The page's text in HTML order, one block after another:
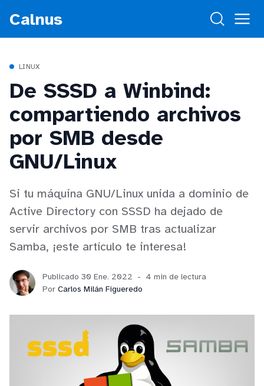
Calnus
LINUX
De SSSD a Winbind:
compartiendo archivos
por SMB desde
GNU/Linux
Si tu máquina GNU/Linux unida a dominio de
Active Directory con SSSD ha dejado de
servir archivos por SMB tras actualizar
Samba, ¡este artículo te interesa!
Publicado 30 Ene. 2022
4 min de lectura
Por Carlos Milán Figueredo